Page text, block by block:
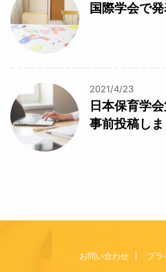
国際学会で
2021/4/23
日本保育学
事前投稿し
お問い合わせ プラ